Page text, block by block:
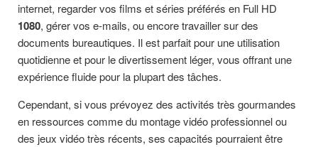
internet, regarder vos films et séries préférés en Full HD
1080, gérer vos e-mails, ou encore travailler sur des
documents bureautiques. Il est parfait pour une utilisation
quotidienne et pour le divertissement léger, vous offrant une
expérience fluide pour la plupart des tâches.
Cependant, si vous prévoyez des activités très gourmandes
en ressources comme du montage vidéo professionnel ou
des jeux vidéo très récents, ses capacités pourraient être